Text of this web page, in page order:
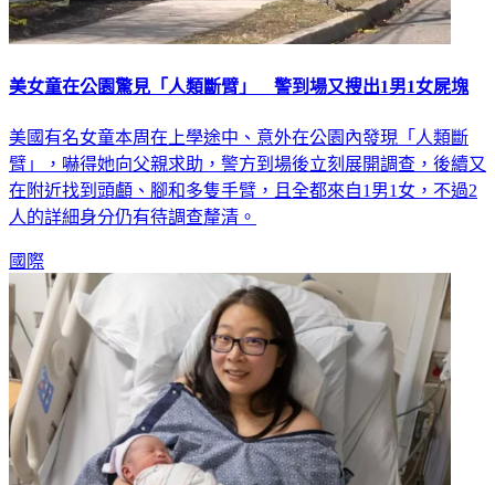
美女童在公園驚見「人類斷臂」 警到場又搜出1男1女屍塊
美國有名女童本周在上學途中、意外在公園內發現「人類斷
臂」，嚇得她向父親求助，警方到場後立刻展開調查，後續又
在附近找到頭顱、腳和多隻手臂，且全都來自1男1女，不過2
人的詳細身分仍有待調查釐清。
國際